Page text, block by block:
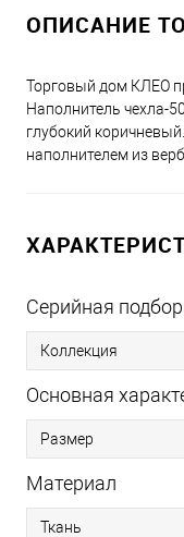
ОПИСАНИЕ
Торговый дом КЛЕО
Наполнитель чехла-
глубокий
наполнителем из
Серийная
Коллекция
Основная
Размер
Материал
Ткань